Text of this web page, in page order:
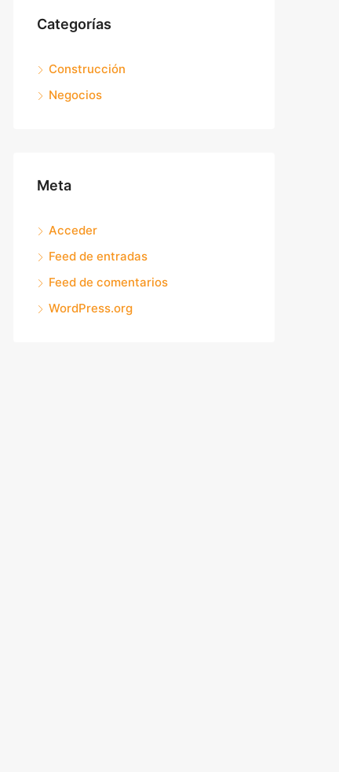
Categorías
Construcción
Negocios
Meta
Acceder
Feed de entradas
Feed de comentarios
WordPress.org